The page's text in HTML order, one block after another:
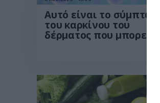
Αυτό είναι το σύμπτωμα
του καρκίνου του
δέρματος που μπορεί να